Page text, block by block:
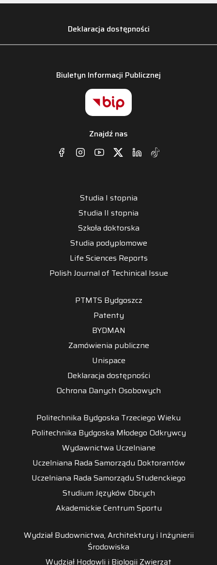
Deklaracja dostępności
Biuletyn Informacji Publicznej
Znajdź nas
Studia I stopnia
Studia II stopnia
Szkoła doktorska
Studia podyplomowe
Life Sciences Reports
Polish Journal of Techinical Issue
PTMTS Bydgoszcz
Patenty
BYDMAN
Zamówienia publiczne
Unispace
Deklaracja dostępności
Ochrona Danych Osobowych
Politechnika Bydgoska Trzeciego Wieku
Politechnika Bydgoska Młodego Odkrywcy
Wydawnictwa Uczelniane
Uczelniana Rada Samorządu Doktorantów
Uczelniana Rada Samorządu Studenckiego
Studium Języków Obcych
Akademickie Centrum Sportu
Wydział Budownictwa, Architektury i Inżynierii
Środowiska
Wydział Hodowli i Biologii Zwierząt